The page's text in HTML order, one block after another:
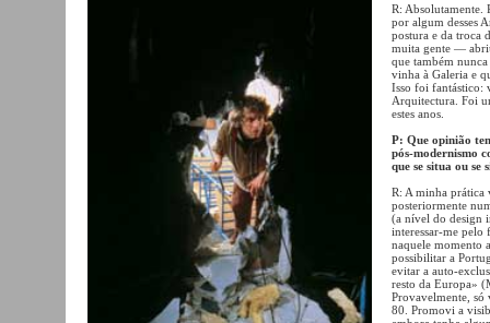
R: Absolutamente.
por algum desses
postura e da troca
muita gente —
que também
vinha à Galeria e
Isso foi fantástico:
Arquitectura. Foi
estes anos.
P: Que opinião
pós-modernismo
que se situa ou se
R: A minha prática
posteriormente
(a nível do design
interessar-me pelo
naquele momento
possibilitar a
evitar a auto-
resto da Europa»
Provavelmente,
80. Promovi a